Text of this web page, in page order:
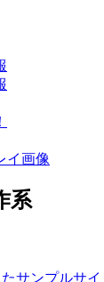
イ画像
系
サンプルサイ